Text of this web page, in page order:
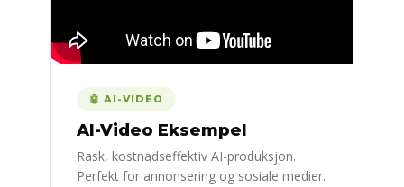
🤖 AI-VIDEO
AI-Video Eksempel
Rask, kostnadseffektiv AI-produksjon.
Perfekt for annonsering og sosiale medier.